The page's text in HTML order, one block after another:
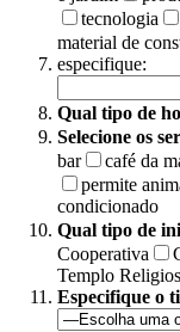
tecnologia
material de
especifique:
Qual tipo de
Selecione os
bar
café da
permite
condicionado
Qual tipo de
Cooperativa
Templo
Especifique o